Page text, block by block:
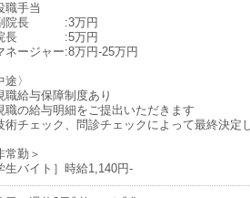
職手当
院長 :3万円
長 :5万円
ージャー:8万円-25万円
途〉
職給与保障制度あり
の給与明細をご提出いただきます
チェック、問診チェックによって最終決定
常勤＞
生バイト］時給1,140円-